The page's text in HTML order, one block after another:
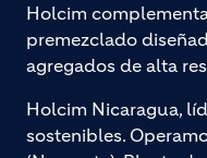
Holcim
premezclado
agregados de alta
Holcim Nicaragua,
sostenibles.